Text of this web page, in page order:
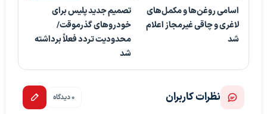
اسامی روغن‌ها و مکمل‌های
لاغری و چاقی غیرمجاز اعلام
شد
تصمیم جدید پلیس برای
خودروهای گذرموقت/
محدودیت تردد فعلاً برداشته
شد
نظرات کاربران 0 دیدگاه